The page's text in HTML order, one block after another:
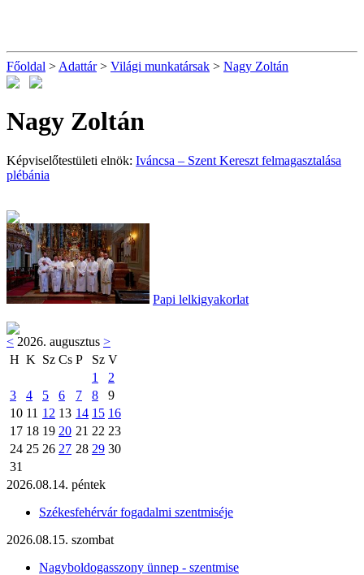
Főoldal > Adattár> Világi munkatársak > Nagy Zoltán
Nagy Zoltán
Képviselőtestületi elnök: Iváncsa – Szent Kereszt felmagasztalása
plébánia
Papi lelkigyakorlat
< 2026. augusztus >
H K Sz Cs P Sz V
1
2
3
4 5 6 7 8
9
10 11 12 13 14 15 16
17 18 19 20 21 22 23
24 25 26 27 28 29 30
31
2026.08.14. péntek
Székesfehérvár fogadalmi szentmiséje
2026.08.15. szombat
Nagyboldogasszony ünnep - szentmise